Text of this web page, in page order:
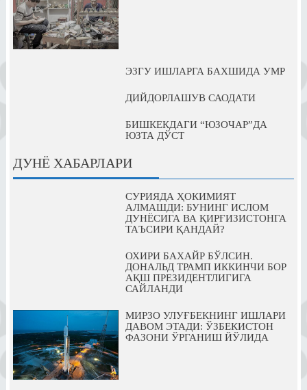
ЭЗГУ ИШЛАРГА БАХШИДА УМР
ДИЙДОРЛАШУВ САОДАТИ
БИШКЕКДАГИ “ЮЗОЧАР”ДА
ЮЗТА ДЎСТ
ДУНЁ ХАБАРЛАРИ
СУРИЯДА ҲОКИМИЯТ
АЛМАШДИ: БУНИНГ ИСЛОМ
ДУНЁСИГА ВА ҚИРҒИЗИСТОНГА
ТАЪСИРИ ҚАНДАЙ?
ОХИРИ БАХАЙР БЎЛСИН.
ДОНАЛЬД ТРАМП ИККИНЧИ БОР
АҚШ ПРЕЗИДЕНТЛИГИГА
САЙЛАНДИ
МИРЗО УЛУҒБЕКНИНГ ИШЛАРИ
ДАВОМ ЭТАДИ: ЎЗБЕКИСТОН
ФАЗОНИ ЎРГАНИШ ЙЎЛИДА